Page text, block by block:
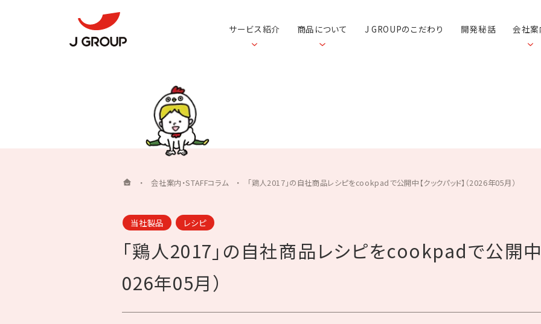
サービス紹介 商品について J GROUPのこだわり 開発秘話 会社案
・会社案内・STAFFコラム・ 「鶏人2017」の自社商品レシピをcookpadで公開中【クックパッド】（2026年05月）
当社製品 レシピ
「鶏人2017」の自社商品レシピをcookpadで公開中
026年05月）